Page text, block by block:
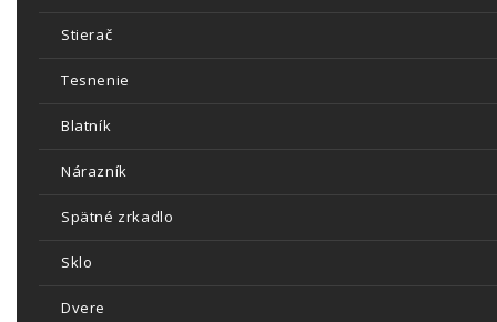
Stierač
Tesnenie
Blatník
Nárazník
Spätné zrkadlo
Sklo
Dvere